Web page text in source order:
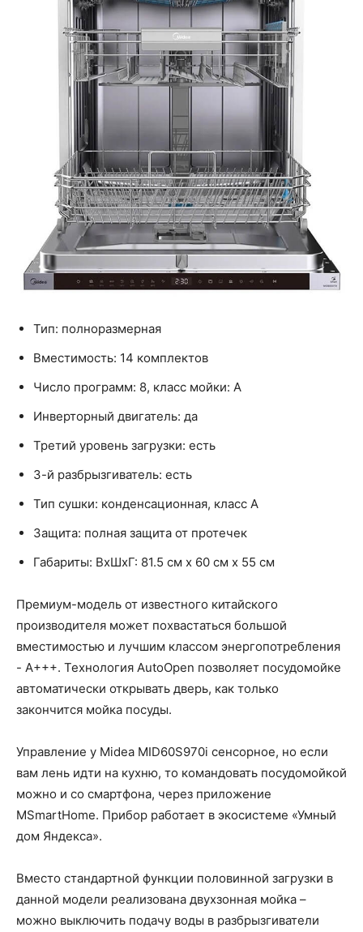
Тип: полноразмерная
Вместимость: 14 комплектов
Число программ: 8, класс мойки: A
Инверторный двигатель: да
Третий уровень загрузки: есть
3-й разбрызгиватель: есть
Тип сушки: конденсационная, класс A
Защита: полная защита от протечек
Габариты: ВхШхГ: 81.5 см х 60 см х 55 см
Премиум-модель от известного китайского
производителя может похвастаться большой
вместимостью и лучшим классом энергопотребления
- A+++. Технология AutoOpen позволяет посудомойке
автоматически открывать дверь, как только
закончится мойка посуды.
Управление у Midea MID60S970i сенсорное, но если
вам лень идти на кухню, то командовать посудомойкой
можно и со смартфона, через приложение
MSmartHome. Прибор работает в экосистеме «Умный
дом Яндекса».
Вместо стандартной функции половинной загрузки в
данной модели реализована двухзонная мойка –
можно выключить подачу воды в разбрызгиватели